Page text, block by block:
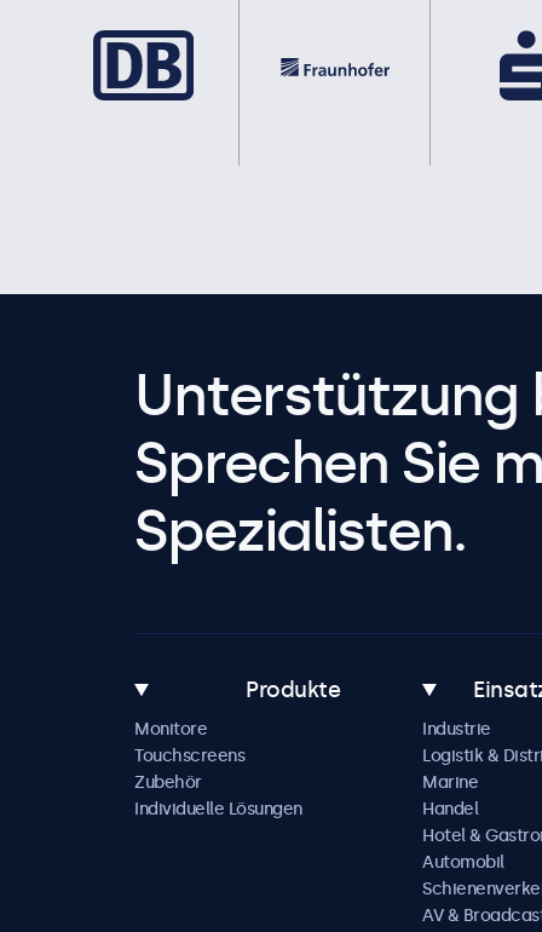
Unterstützung
Sprechen Sie
Spezialisten.
Produkte
Monitore
Touchscreens
Zubehör
Individuelle Lösungen
Industrie
Logistik &
Marine
Handel
Hotel &
Automobil
AV &